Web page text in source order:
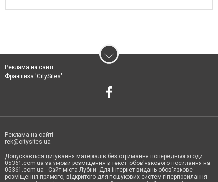
Реклама на сайті
Франшиза "CitySites"
Реклама на сайті
rek@citysites.ua
Допускається цитування матеріалів без отримання попередньої згоди
05361.com.ua за умови розміщення в тексті обов'язкового посилання на
05361.com.ua - Сайт міста Лубни. Для інтернет-видань обов'язкове
розміщення прямого, відкритого для пошукових систем гіперпосилання